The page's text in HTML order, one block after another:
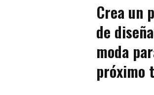
Crea un
de
moda
próximo